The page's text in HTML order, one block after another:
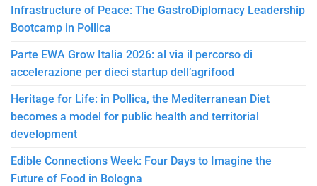
Infrastructure of Peace: The GastroDiplomacy Leadership
Bootcamp in Pollica
Parte EWA Grow Italia 2026: al via il percorso di
accelerazione per dieci startup dell’agrifood
Heritage for Life: in Pollica, the Mediterranean Diet
becomes a model for public health and territorial
development
Edible Connections Week: Four Days to Imagine the
Future of Food in Bologna